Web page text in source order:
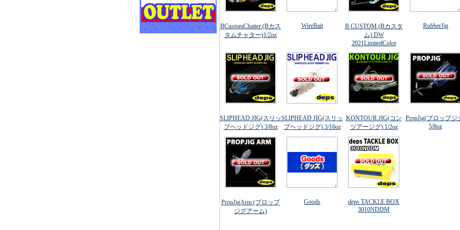
BCustomChatter (Bカス
タムチャター)1/2oz
WireBait
B CUSTOM (Bカスタ
ム) DW
2021LimitedColor
RubberJig
SLIPHEAD JIG(スリッ
プヘッドジグ) 3/8oz
SLIPHEAD JIG(スリッ
プヘッドジグ) 3/16oz
KONTOUR JIG(コン
ツアージグ) 1/2oz
PropJig(プロップジ
5/8oz
PropJigArm (プロップ
ジグアーム)
Goods
deps TACKLE BOX
3010NDDM